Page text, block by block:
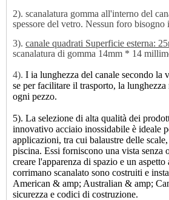
2). scanalatura gomma all'interno del
spessore del vetro. Nessun foro bisogno
3). canale quadrati Superficie esterna:
scanalatura di gomma 14mm * 14
4). I ia lunghezza del canale secondo la
se per facilitare il trasporto, la
ogni pezzo.
5). La selezione di alta qualità dei
innovativo acciaio inossidabile è ideale
applicazioni, tra cui balaustre delle
piscina. Essi forniscono una vista senza
creare l'apparenza di spazio e un
corrimano scanalato sono costruiti e
American & amp; Australian & amp;
sicurezza e codici di costruzione.